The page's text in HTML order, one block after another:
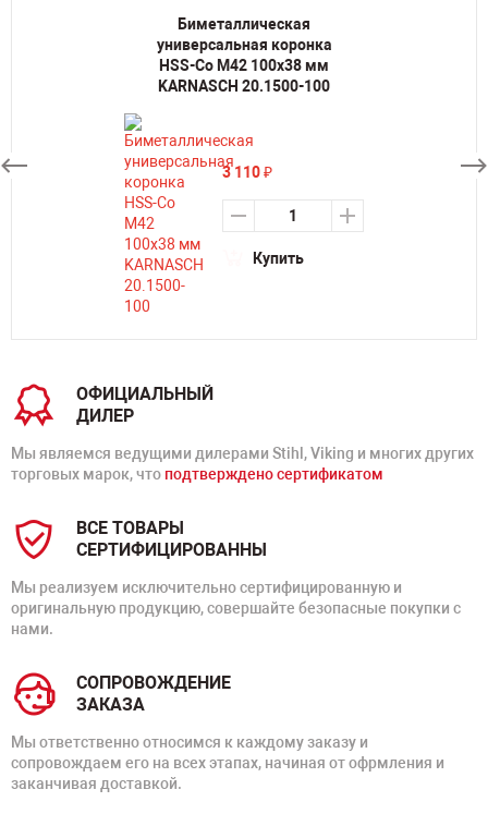
Биметаллическая
универсальная коронка
HSS-Co M42 100х38 мм
KARNASCH 20.1500-100
3 110₽
Купить
ОФИЦИАЛЬНЫЙ
ДИЛЕР
Мы являемся ведущими дилерами Stihl, Viking и многих других
торговых марок, что подтверждено сертификатом
ВСЕ ТОВАРЫ
СЕРТИФИЦИРОВАННЫ
Мы реализуем исключительно сертифицированную и
оригинальную продукцию, совершайте безопасные покупки с
нами.
СОПРОВОЖДЕНИЕ
ЗАКАЗА
Мы ответственно относимся к каждому заказу и
сопровождаем его на всех этапах, начиная от офрмления и
заканчивая доставкой.